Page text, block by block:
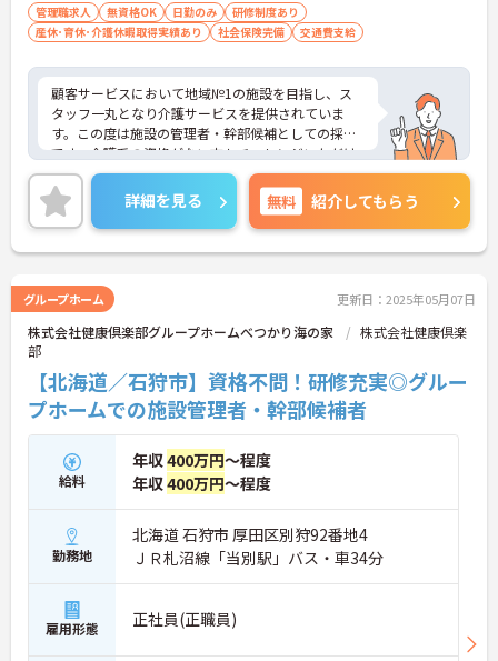
管理職求人 無資格OK 日勤のみ
研修制度あり
産休･育休･介護休暇取得実績あり
社会保険完備 交通費支給
顧客サービスにおいて地域№1の施設を目指し、ス
タッフ一丸となり介護サービスを提供されていま
す。この度は施設の管理者・幹部候補としての採用
です。介護系の資格がない方もチャレンジいただけ
ます。様々な研修もありますので安心して業務に入
れます。日勤のみのご勤務で、ワークライフバラン
スも大切に働ける環境です。ご興味のある方には、
面接対策ポイントなど、さらに詳細をお話しいたし
ますのでお気軽にご相談ください！
詳細を見る 無料 紹介してもらう
グループホーム 更新日：2025年05月07日
株式会社健康倶楽部グループホームべつかり海の家
株式会社健康倶楽
部
【北海道／石狩市】資格不問！研修充実◎グルー
プホームでの施設管理者・幹部候補者
給料
年収400万円～程度
年収400万円～程度
勤務地
北海道 石狩市 厚田区別狩92番地4
ＪＲ札沼線「当別駅」バス・車34分
雇用形態 正社員(正職員)